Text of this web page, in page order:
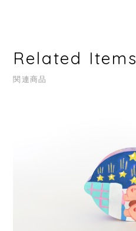
Related Items
関連商品